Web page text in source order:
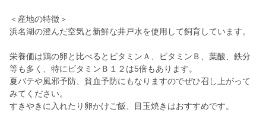
＜産地の特徴＞
浜名湖の澄んだ空気と新鮮な井戸水を使用して飼育しています。
栄養価は鶏の卵と比べるとビタミンＡ、ビタミンＢ、葉酸、鉄分
等も多く、特にビタミンＢ１２は5倍もあります。
夏バテや風邪予防、貧血予防にもなりますのでぜひ召し上がって
みてください。